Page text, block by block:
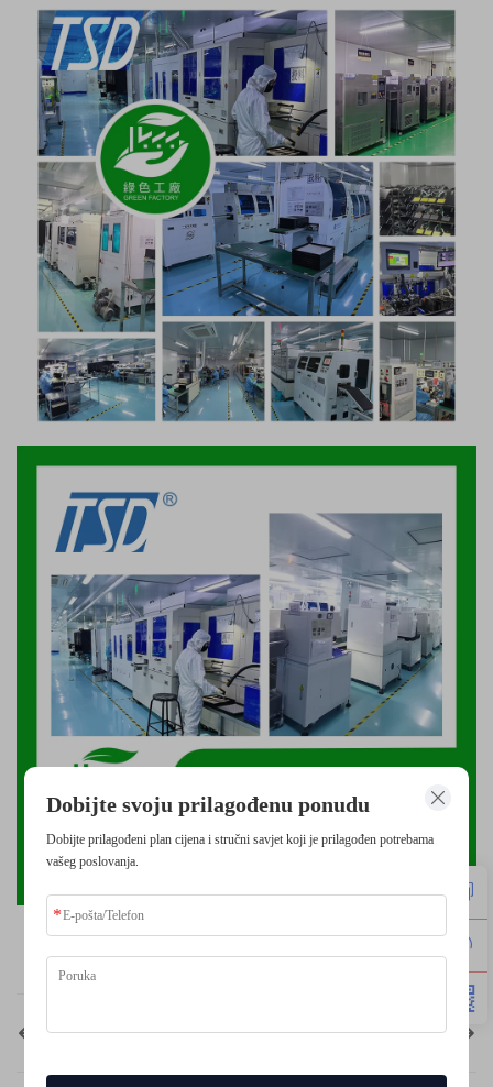
Previše Sve Sljedeći
Dobijte svoju prilagođenu ponudu
Dobijte prilagođeni plan cijena i stručni savjet koji je prilagođen potrebama
vašeg poslovanja.